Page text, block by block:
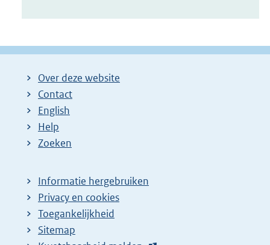
Over deze website
Contact
English
Help
Zoeken
Informatie hergebruiken
Privacy en cookies
Toegankelijkheid
Sitemap